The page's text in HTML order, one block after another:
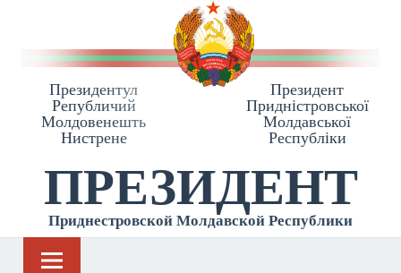
Президентул
Републичий
Молдовенешть
Нистрене
Президент
Приднiстровської
Молдавської
Республiки
ПРЕЗИДЕНТ
Приднестровской Молдавской Республики